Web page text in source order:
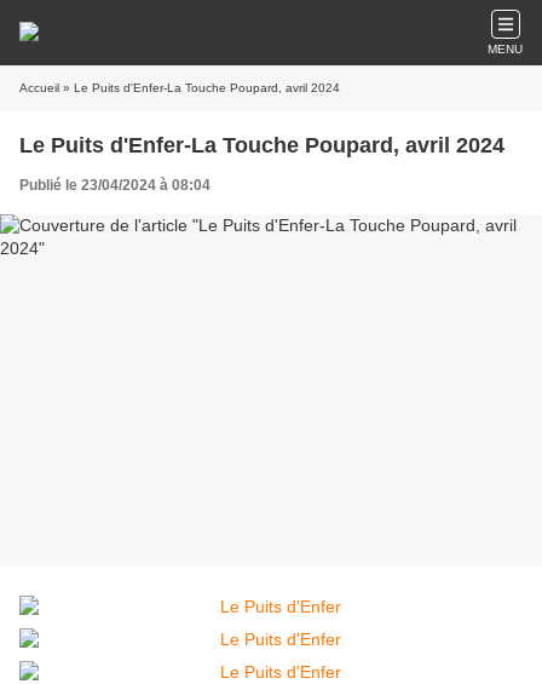
MENU
Accueil » Le Puits d'Enfer-La Touche Poupard, avril 2024
Le Puits d'Enfer-La Touche Poupard, avril 2024
Publié le 23/04/2024 à 08:04